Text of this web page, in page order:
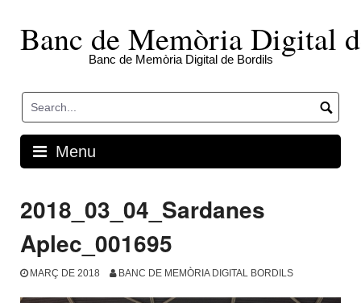
contentBanc de Memòria Digital
Banc de Memòria Digital de Bordils
Menu
2018_03_04_Sardanes
Aplec_001695
MARÇ DE 2018 BANC DE MEMÒRIA DIGITAL BORDILS